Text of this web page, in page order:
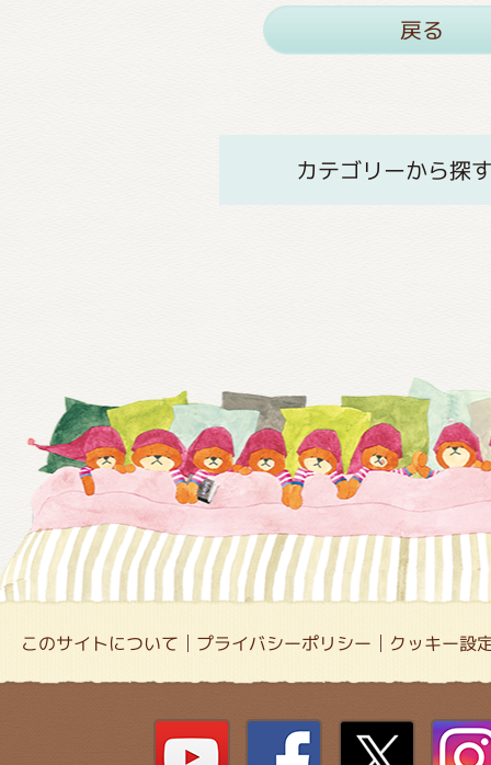
戻る
カテゴリーから探
このサイトについて プライバシーポリシー クッキー設